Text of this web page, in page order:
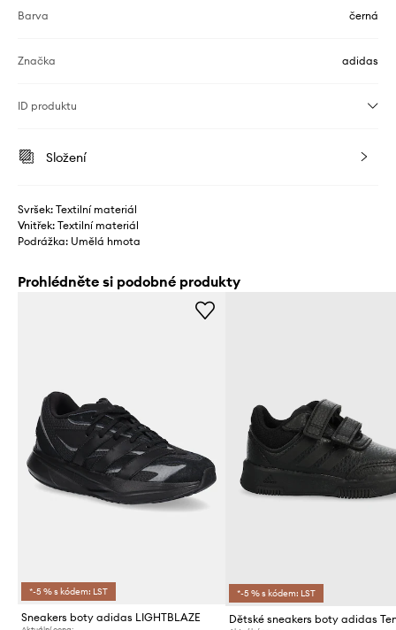
Barva černá
Značka adidas
ID produktu
Složení
Svršek: Textilní materiál
Vnitřek: Textilní materiál
Podrážka: Umělá hmota
Prohlédněte si podobné produkty
*-5 % s kódem: LST
Sneakers boty adidas LIGHTBLAZE
*-5 % s kódem: LST